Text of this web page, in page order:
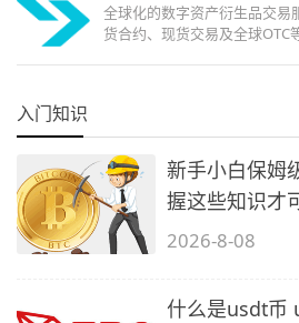
全球化的数字资产衍生品交易
货合约、现货交易及全球OTC等
入门知识
新手小白保姆
握这些知识才
2026-8-08
什么是usdt币